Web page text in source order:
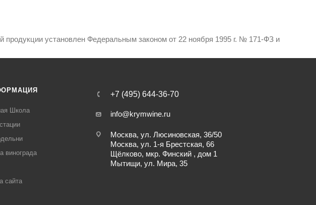
установлен Федеральным законом от 22 ноября 1995 г. № 171-ФЗ и
Школа
винограда
сайта
+7 (495) 644-36-70
info@krymwine.ru
Москва, ул. Люсиновская, 36/50
Москва, ул. 1-я Брестская, 66
Щёлково, мкр. Финский , дом 1
Мытищи, ул. Мира, 35